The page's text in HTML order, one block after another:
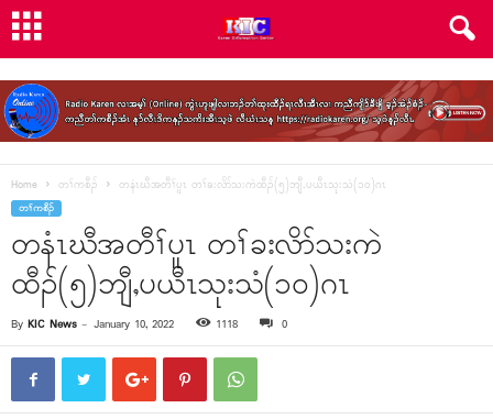
Home တၢ်ကစီၣ် တနံၤဃီအတီၢ်ပူၤ တၢ်ခးလိာ်သးကဲထီၣ်(၅)ဘျီႇပယီၤသုးသံ(၁၀)ဂၤ
တၢ်ကစီၣ်
တနံၤဃီအတီၢ်ပူၤ တၢ်ခးလိာ်သးကဲ
ထီၣ်(၅)ဘျီႇပယီၤသုးသံ(၁၀)ဂၤ
By KIC News - January 10, 2022 1118 0